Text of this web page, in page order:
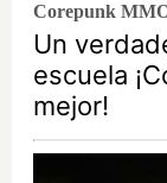
Corepunk
Un
escuela
mejor!